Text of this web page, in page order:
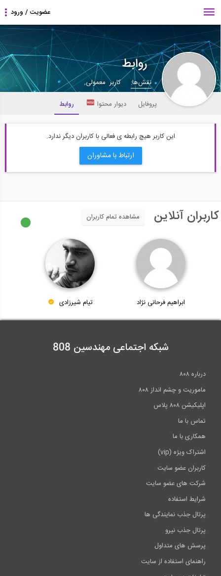
روابط
نقش‌ها:
کاربر معمولی,
پروفایل
دیوار محتوا روابط
این کاربر هیچ رابطه ی فعالی با کاربران دیگر ندارد.
ارتباط با مشاوران
کاربران آنلاین مشاهده تمام کاربران
ابراهیم فرحانی نژاد تیام شیرزادی
شبکه اجتماعی مهندسین 808
درباره ۸۰۸
ماموریت و چشم انداز ۸۰۸
اپلیکیشن ۸۰۸ پلاس
تماس با ما
همکاری با ما
اشتراک ویژه (vip)
کاربران عضو سایت
شرکت های عضو سایت
شرایط استفاده
پرتال جذب نمایندگی ها
پرتال جذب نیرو
پرسش های متداول
راهنمای استفاده از سایت